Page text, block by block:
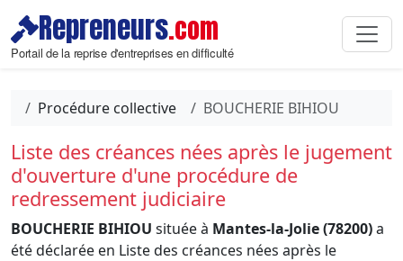
Repreneurs.com
Portail de la reprise d'entreprises en difficulté
Procédure collective BOUCHERIE BIHIOU
Liste des créances nées après le jugement
d'ouverture d'une procédure de
redressement judiciaire
BOUCHERIE BIHIOU située à Mantes-la-Jolie (78200)a
été déclarée en Liste des créances nées après le